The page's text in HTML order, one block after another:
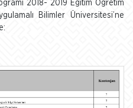
2018- 2019 Eğitim Öğretim
Bilimler Üniversitesi’ne